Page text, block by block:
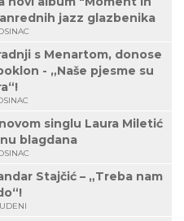
jazz glazbenika
s Menartom, donose
- „Naše pjesme su
singlu Laura Miletić
blagdana
Stajčić – „Treba nam